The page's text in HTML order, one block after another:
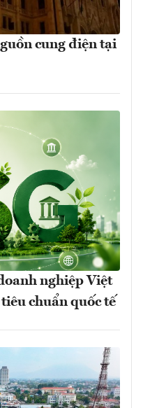
cung điện tại
nghiệp Việt
chuẩn quốc tế